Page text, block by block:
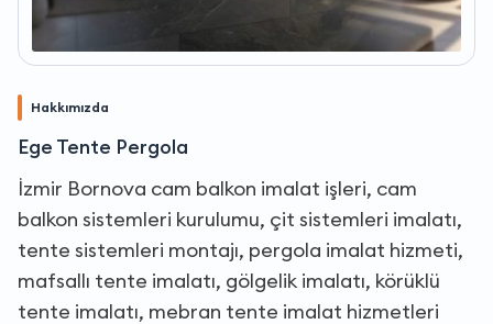
Hakkımızda
Ege Tente Pergola
İzmir Bornova cam balkon imalat işleri, cam
balkon sistemleri kurulumu, çit sistemleri imalatı,
tente sistemleri montajı, pergola imalat hizmeti,
mafsallı tente imalatı, gölgelik imalatı, körüklü
tente imalatı, mebran tente imalat hizmetleri